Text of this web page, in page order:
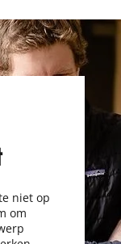
niet op
om